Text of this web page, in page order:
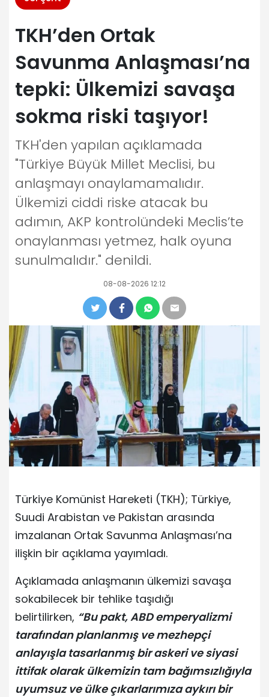
TKH’den Ortak
Savunma Anlaşması’na
tepki: Ülkemizi savaşa
sokma riski taşıyor!
TKH'den yapılan açıklamada
"Türkiye Büyük Millet Meclisi, bu
anlaşmayı onaylamamalıdır.
Ülkemizi ciddi riske atacak bu
adımın, AKP kontrolündeki Meclis’te
onaylanması yetmez, halk oyuna
sunulmalıdır." denildi.
08-08-2026 12:12
Türkiye Komünist Hareketi (TKH); Türkiye,
Suudi Arabistan ve Pakistan arasında
imzalanan Ortak Savunma Anlaşması’na
ilişkin bir açıklama yayımladı.
Açıklamada anlaşmanın ülkemizi savaşa
sokabilecek bir tehlike taşıdığı
belirtilirken, “Bu pakt, ABD emperyalizmi
tarafından planlanmış ve mezhepçi
anlayışla tasarlanmış bir askeri ve siyasi
ittifak olarak ülkemizin tam bağımsızlığıyla
uyumsuz ve ülke çıkarlarımıza aykırı bir